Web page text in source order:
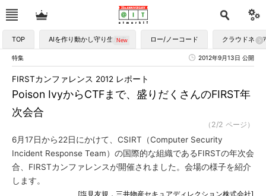
TOP AIを作り動かし守り生かす ロー/ノーコード クラウドネイ
特集 2012年9月13日 公開
Poison IvyからCTFまで、盛りだくさんのFIRST年
次会合
FIRSTカンファレンス 2012 レポート
（2/2 ページ）
6月17日から22日にかけて、CSIRT（Computer Security
Incident Response Team）の国際的な組織であるFIRSTの年次会
合、FIRSTカンファレンスが開催されました。会場の様子を紹介
します。
[塩見友規，三井物産セキュアディレクション株式会社]